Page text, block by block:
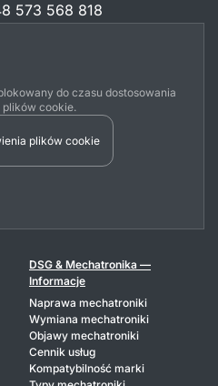
573 568 818
do czasu dostosowania
plików cookie.
plików cookie
DSG & Mechatronika —
Informacje
Naprawa mechatroniki
Wymiana mechatroniki
Objawy mechatroniki
Cennik usług
Kompatybilność marki